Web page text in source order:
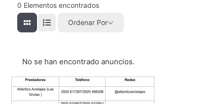
0 Elementos encontrados
Ordenar Por
No se han encontrado anuncios.